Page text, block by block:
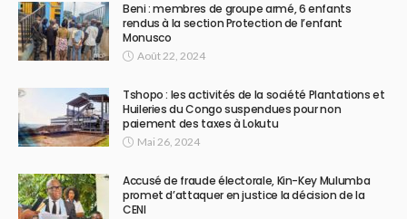
Beni : membres de groupe armé, 6 enfants
rendus à la section Protection de l’enfant
Monusco
Août 22, 2024
Tshopo : les activités de la société Plantations et
Huileries du Congo suspendues pour non
paiement des taxes à Lokutu
Mai 26, 2024
Accusé de fraude électorale, Kin-Key Mulumba
promet d’attaquer en justice la décision de la
CENI